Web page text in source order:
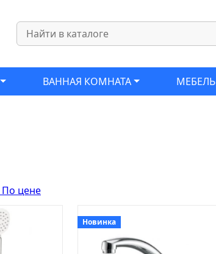
ВАННАЯ КОМНАТА МЕБЕЛЬ
По цене
Новинка